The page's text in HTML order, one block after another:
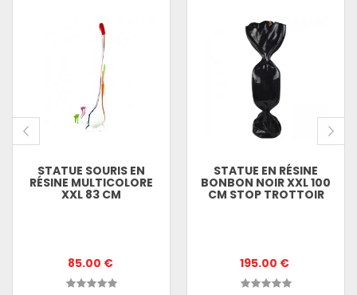
STATUE SOURIS EN
RÉSINE MULTICOLORE
XXL 83 CM
85.00 €
STATUE EN RÉSINE
BONBON NOIR XXL 100
CM STOP TROTTOIR
195.00 €